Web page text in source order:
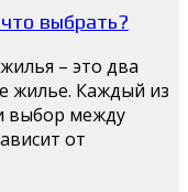
выбрать?
– это два
жилье. Каждый из
выбор между
от